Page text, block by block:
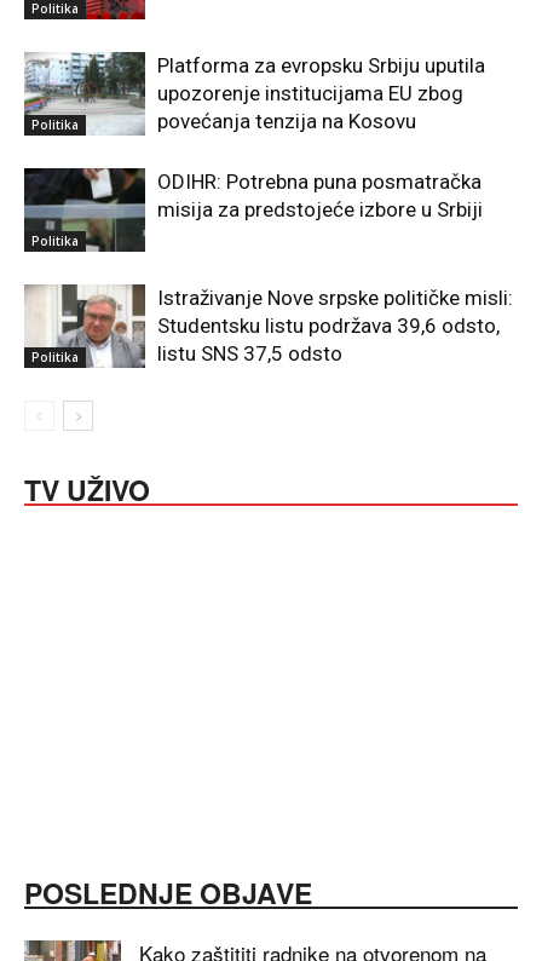
Politika
Politika
Platforma za evropsku Srbiju uputila
upozorenje institucijama EU zbog
povećanja tenzija na Kosovu
Politika
ODIHR: Potrebna puna posmatračka
misija za predstojeće izbore u Srbiji
Politika
Istraživanje Nove srpske političke misli:
Studentsku listu podržava 39,6 odsto,
listu SNS 37,5 odsto
TV UŽIVO
POSLEDNJE OBJAVE
Kako zaštititi radnike na otvorenom na